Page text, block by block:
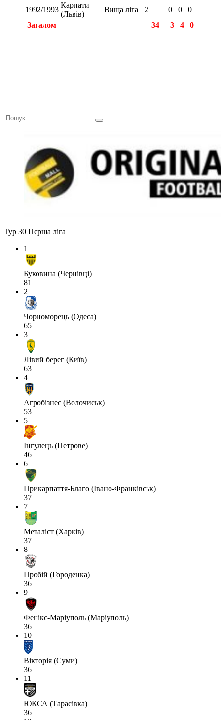
1992/1993
Карпати
(Львів)
Вища ліга 2 0 0
0
Загалом
34 3 4 0
Тур 30 Перша ліга
1
Буковина (Чернівці)
81
2
Чорноморець (Одеса)
65
3
Лівий берег (Київ)
63
4
Агробізнес (Волочиськ)
53
5
Інгулець (Петрове)
46
6
Прикарпаття-Благо (Івано-Франківськ)
37
7
Металіст (Харків)
37
8
Пробій (Городенка)
36
9
Фенікс-Маріуполь (Маріуполь)
36
10
Вікторія (Суми)
36
11
ЮКСА (Тарасівка)
36